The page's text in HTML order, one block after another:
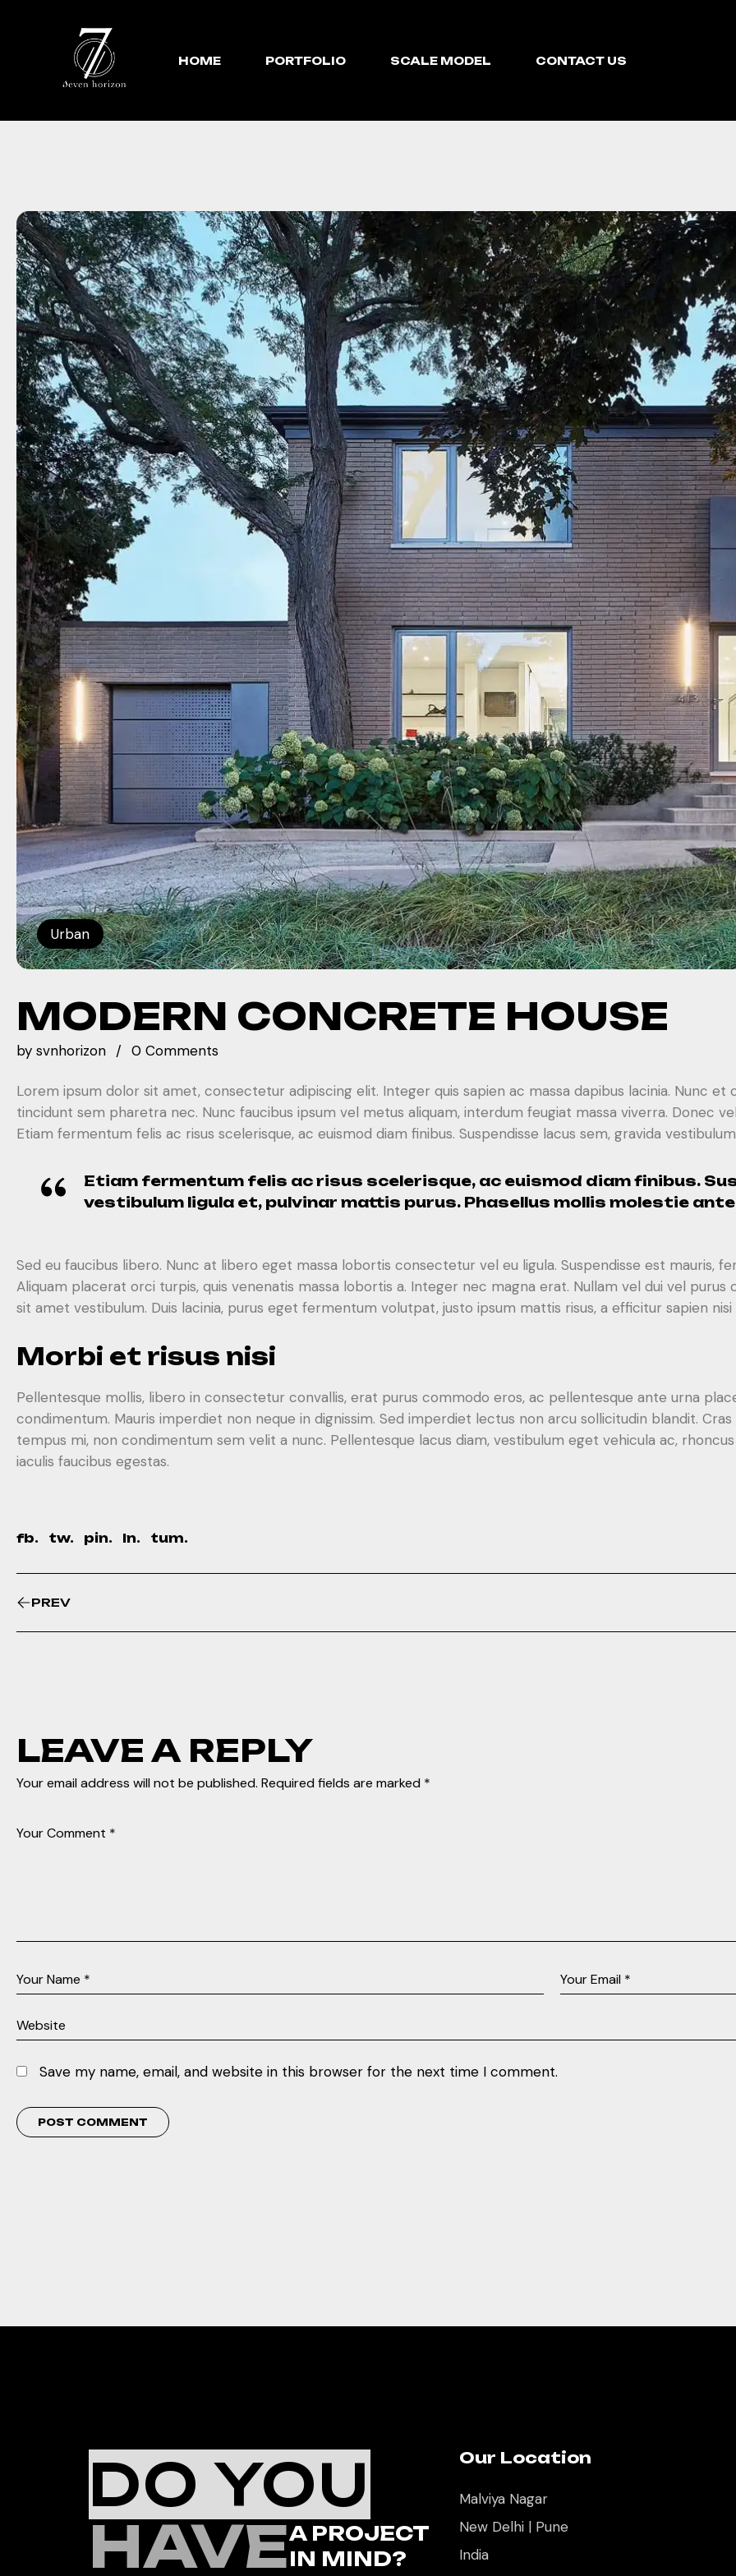
HOME PORTFOLIO SCALE MODEL CONTACT US
Urban
MODERN CONCRETE HOUSE
by svnhorizon 0 Comments
Lorem ipsum dolor sit amet, consectetur adipiscing elit. Integer quis sapien ac massa dapibus lacinia. Nunc
tincidunt sem pharetra nec. Nunc faucibus ipsum vel metus aliquam, interdum feugiat massa viverra. Donec
Etiam fermentum felis ac risus scelerisque, ac euismod diam finibus. Suspendisse lacus sem, gravida
Etiam fermentum felis ac risus scelerisque, ac euismod diam finibus.
vestibulum ligula et, pulvinar mattis purus. Phasellus mollis molestie
Sed eu faucibus libero. Nunc at libero eget massa lobortis consectetur vel eu ligula. Suspendisse est mauris,
Aliquam placerat orci turpis, quis venenatis massa lobortis a. Integer nec magna erat. Nullam vel dui vel
sit amet vestibulum. Duis lacinia, purus eget fermentum volutpat, justo ipsum mattis risus, a efficitur sapien nisi
Morbi et risus nisi
Pellentesque mollis, libero in consectetur convallis, erat purus commodo eros, ac pellentesque ante urna
condimentum. Mauris imperdiet non neque in dignissim. Sed imperdiet lectus non arcu sollicitudin blandit.
tempus mi, non condimentum sem velit a nunc. Pellentesque lacus diam, vestibulum eget vehicula ac,
iaculis faucibus egestas.
fb. tw. pin. ln. tum.
PREV
LEAVE A REPLY
Your email address will not be published. Required fields are marked *
Save my name, email, and website in this browser for the next time I comment.
DO YOU
HAVEA PROJECT
IN MIND?
Our Location
Malviya Nagar
New Delhi | Pune
India